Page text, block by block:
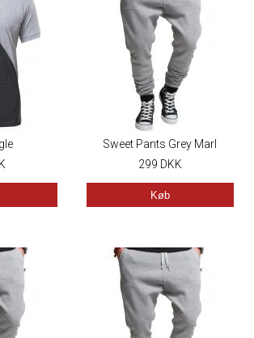
Sweet Pants Grey Marl
299 DKK
Køb